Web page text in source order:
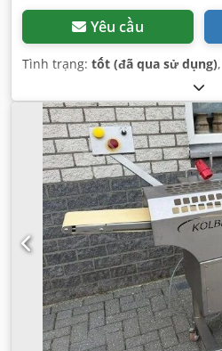
Yêu cầu
Tình trạng: tốt (đã qua sử dụng),